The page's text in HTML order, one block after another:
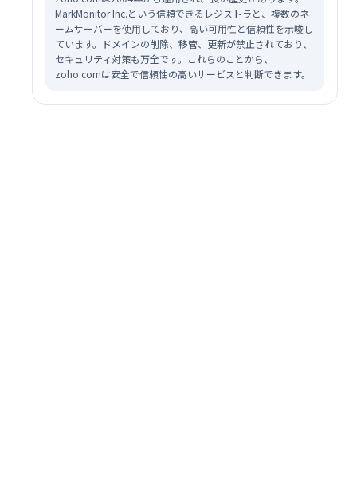
MarkMonitor Inc.という信頼できるレジストラと、複数のネ
ームサーバーを使用しており、高い可用性と信頼性を示唆し
ています。ドメインの削除、移管、更新が禁止されており、
セキュリティ対策も万全です。これらのことから、
zoho.comは安全で信頼性の高いサービスと判断できます。